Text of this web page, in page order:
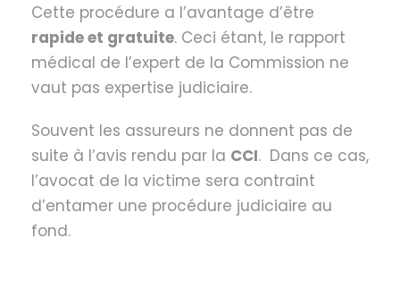
Cette procédure a l’avantage d’être
rapide et gratuite. Ceci étant, le rapport
médical de l’expert de la Commission ne
vaut pas expertise judiciaire.
Souvent les assureurs ne donnent pas de
suite à l’avis rendu par la CCI. Dans ce cas,
l’avocat de la victime sera contraint
d’entamer une procédure judiciaire au
fond.